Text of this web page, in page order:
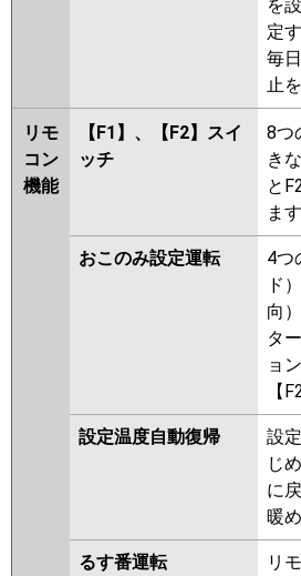
を
定
毎
止
リモ
コン
機能
【F1】、【F2】スイ
ッチ
8つ
き
と
ます
おこのみ設定運転
4つ
ド
向
タ
ョ
【
設定温度自動復帰
設
じ
に
暖
るす番運転
リ